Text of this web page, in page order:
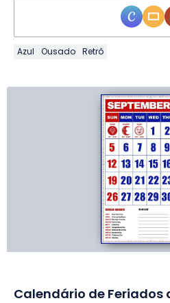
Azul Ousado Retrô